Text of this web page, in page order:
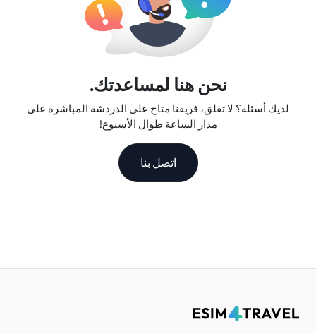
نحن هنا لمساعدتك.
لديك أسئلة؟ لا تقلق، فريقنا متاح على الدردشة المباشرة على
مدار الساعة طوال الأسبوع!
اتصل بنا